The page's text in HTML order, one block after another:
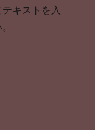
キストを入